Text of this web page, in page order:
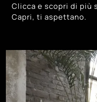
Clicca e scopri di più
Capri, ti aspettano.